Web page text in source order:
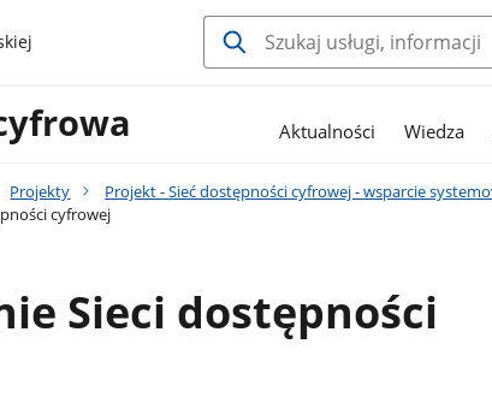
Aktualności Wiedza
Projekty
Projekt - Sieć dostępności cyfrowej - wsparcie
cyfrowej
Sieci dostępności